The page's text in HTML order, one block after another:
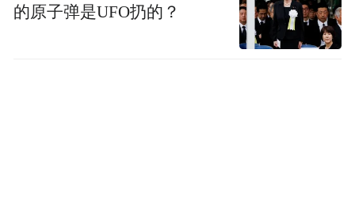
的原子弹是UFO扔的？